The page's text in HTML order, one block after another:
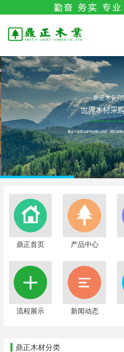
鼎正首页 产品中心
流程展示 新闻动态
鼎正木材分类